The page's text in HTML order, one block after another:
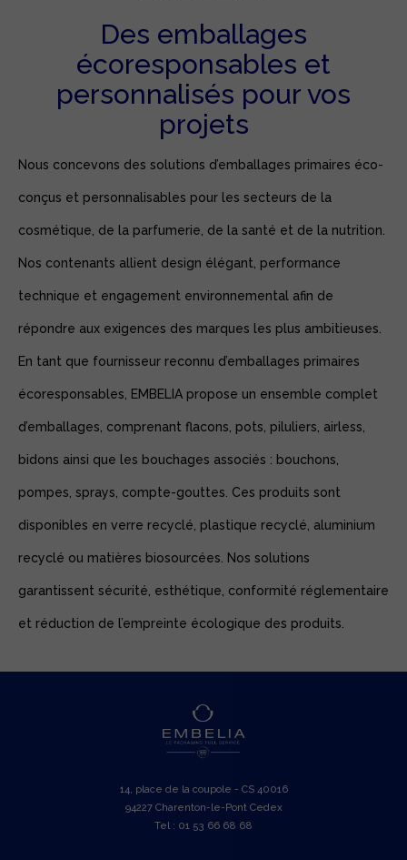
Des emballages
écoresponsables et
personnalisés pour vos
projets
Nous concevons des solutions d’emballages primaires éco-
conçus et personnalisables pour les secteurs de la
cosmétique, de la parfumerie, de la santé et de la nutrition.
Nos contenants allient design élégant, performance
technique et engagement environnemental afin de
répondre aux exigences des marques les plus ambitieuses.
En tant que fournisseur reconnu d’emballages primaires
écoresponsables, EMBELIA propose un ensemble complet
d’emballages, comprenant flacons, pots, piluliers, airless,
bidons ainsi que les bouchages associés : bouchons,
pompes, sprays, compte-gouttes. Ces produits sont
disponibles en verre recyclé, plastique recyclé, aluminium
recyclé ou matières biosourcées. Nos solutions
garantissent sécurité, esthétique, conformité réglementaire
et réduction de l’empreinte écologique des produits.
14, place de la coupole - CS 40016
94227 Charenton-le-Pont Cedex
Tel : 01 53 66 68 68